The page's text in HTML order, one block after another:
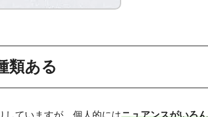
類ある